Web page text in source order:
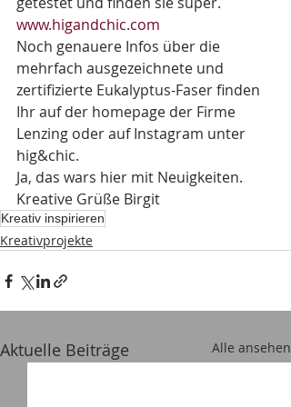
www.higandchic.com
Noch genauere Infos über die
mehrfach ausgezeichnete und
zertifizierte Eukalyptus-Faser finden
Ihr auf der homepage der Firme
Lenzing oder auf Instagram unter
hig&chic.
Ja, das wars hier mit Neuigkeiten.
Kreative Grüße Birgit
Kreativ inspirieren
Kreativprojekte
Aktuelle Beiträge Alle ansehen